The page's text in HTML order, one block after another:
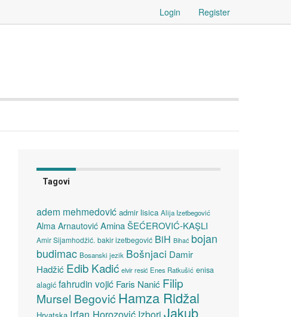
Login Register
Tagovi
adem mehmedović admir lisica Alija Izetbegović
Alma Arnautović Amina ŠEĆEROVIĆ-KAŞLI
Amir Sijamhodžić. bakir izetbegović BiH Bihać bojan
budimac Bosanski jezik Bošnjaci Damir
Hadžić Edib Kadić elvir resić Enes Ratkušić enisa
alagić fahrudin vojić Faris Nanić Filip
Mursel Begović Hamza Ridžal
Irfan Horozović Izbori Jakub